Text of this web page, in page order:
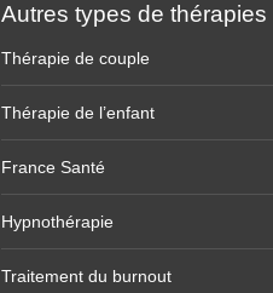
Autres types de thérapies
Thérapie de couple
Thérapie de l’enfant
France Santé
Hypnothérapie
Traitement du burnout